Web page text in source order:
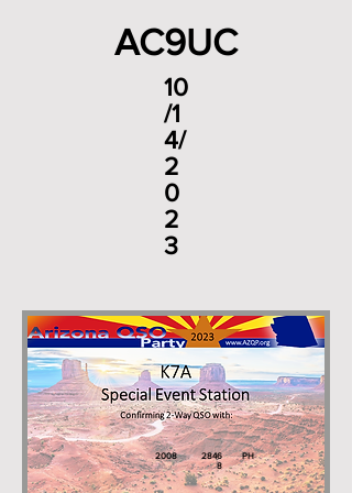
AC9UC
10
/1
4/
2
0
2
3
2008
2846
8
PH